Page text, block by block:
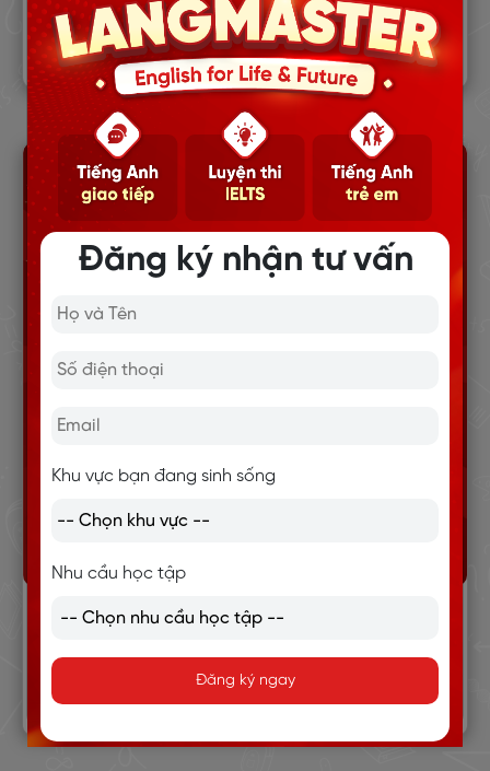
Lấy gốc không khó: Tất tần tật về 12 thì
trong tiếng Anh
Đăng ký nhận tư vấn
Khu vực bạn đang sinh sống
Nhu cầu học tập
Đăng ký ngay